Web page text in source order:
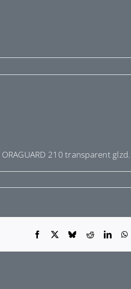
210 transparent
Facebook BlueskyReddit